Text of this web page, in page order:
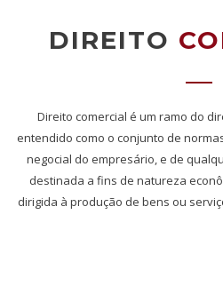
DIREITO
Direito comercial é um ramo do
entendido como o conjunto de
negocial do empresário, e de
destinada a fins de natureza
dirigida à produção de bens ou